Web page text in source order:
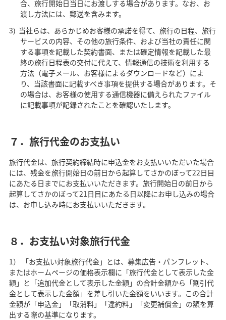
合、旅行開始日当日にお渡しする場合があります。なお、お
渡し方法には、郵送を含みます。
当社らは、あらかじめお客様の承諾を得て、旅行の日程、旅行
サービスの内容、その他の旅行条件、および当社の責任に関
する事項を記載した契約書面、または確定情報を記載した最
終の旅行日程表の交付に代えて、情報通信の技術を利用する
方法（電子メール、お客様によるダウンロードなど）によ
り、当該書面に記載すべき事項を提供する場合があります。そ
の場合は、お客様の使用する通信機器に備えられたファイル
に記載事項が記録されたことを確認いたします。
７．旅行代金のお支払い
旅行代金は、旅行契約締結時に申込金をお支払いいただいた場合
には、残金を旅行開始日の前日から起算してさかのぼって22日目
にあたる日までにお支払いいただきます。旅行開始日の前日から
起算してさかのぼって21日目にあたる日以降にお申し込みの場合
は、お申し込み時にお支払いいただきます。
８．お支払い対象旅行代金
1） 「お支払い対象旅行代金」とは、募集広告・パンフレット、
またはホームページの価格表示欄に「旅行代金として表示した金
額」と「追加代金として表示した金額」の合計金額から「割引代
金として表示した金額」を差し引いた金額をいいます。この合計
金額が「申込金」「取消料」「違約料」「変更補償金」の額を算
出する際の基準になります。